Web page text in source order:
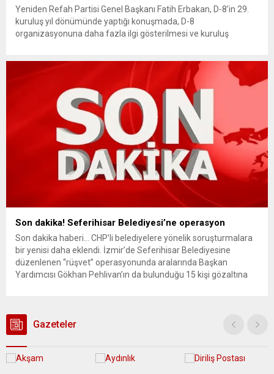
Yeniden Refah Partisi Genel Başkanı Fatih Erbakan, D-8’in 29.
kuruluş yıl dönümünde yaptığı konuşmada, D-8
organizasyonuna daha fazla ilgi gösterilmesi ve kuruluş
Yeniden Refah Partisi Genel Başkanı Fatih Erbakan, D-8’in 29.
Son dakika! Seferihisar Belediyesi’ne operasyon
Son dakika haberi… CHP’li belediyelere yönelik soruşturmalara
bir yenisi daha eklendi. İzmir’de Seferihisar Belediyesine
düzenlenen “rüşvet” operasyonunda aralarında Başkan
Yardımcısı Gökhan Pehlivan’ın da bulunduğu 15 kişi gözaltına
Gazeteler